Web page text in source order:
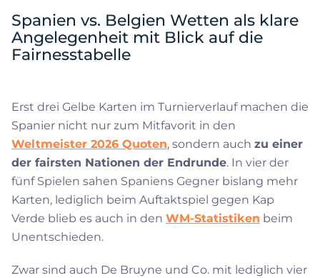
Spanien vs. Belgien Wetten als klare
Angelegenheit mit Blick auf die
Fairnesstabelle
Erst drei Gelbe Karten im Turnierverlauf machen die
Spanier nicht nur zum Mitfavorit in den
Weltmeister 2026 Quoten, sondern auch zu einer
der fairsten Nationen der Endrunde. In vier der
fünf Spielen sahen Spaniens Gegner bislang mehr
Karten, lediglich beim Auftaktspiel gegen Kap
Verde blieb es auch in den WM-Statistiken beim
Unentschieden.
Zwar sind auch De Bruyne und Co. mit lediglich vier